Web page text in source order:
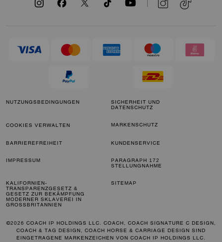
NUTZUNGSBEDINGUNGEN
SICHERHEIT UND
DATENSCHUTZ
COOKIES VERWALTEN MARKENSCHUTZ
BARRIEREFREIHEIT KUNDENSERVICE
IMPRESSUM
PARAGRAPH 172
STELLUNGNAHME
KALIFORNIEN-
TRANSPARENZGESETZ &
GESETZ ZUR BEKÄMPFUNG
MODERNER SKLAVEREI IN
GROSSBRITANNIEN
SITEMAP
©2026 COACH IP HOLDINGS LLC. COACH, COACH SIGNATURE C DESIGN,
COACH & TAG DESIGN, COACH HORSE & CARRIAGE DESIGN SIND
EINGETRAGENE MARKENZEICHEN VON COACH IP HOLDINGS LLC.